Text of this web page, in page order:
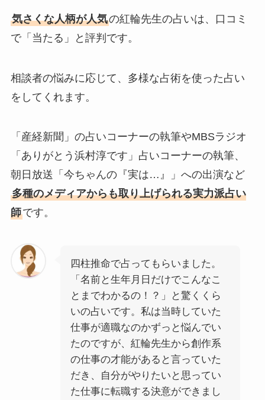
気さくな人柄が人気の紅輪先生の占いは、口コミ
で「当たる」と評判です。
相談者の悩みに応じて、多様な占術を使った占い
をしてくれます。
「産経新聞」の占いコーナーの執筆やMBSラジオ
「ありがとう浜村淳です」占いコーナーの執筆、
朝日放送「今ちゃんの『実は…』」への出演など
多種のメディアからも取り上げられる実力派占い
師です。
四柱推命で占ってもらいました。
「名前と生年月日だけでこんなこ
とまでわかるの！？」と驚くくら
いの占いです。私は当時していた
仕事が適職なのかずっと悩んでい
たのですが、紅輪先生から創作系
の仕事の才能があると言っていた
だき、自分がやりたいと思ってい
た仕事に転職する決意ができまし